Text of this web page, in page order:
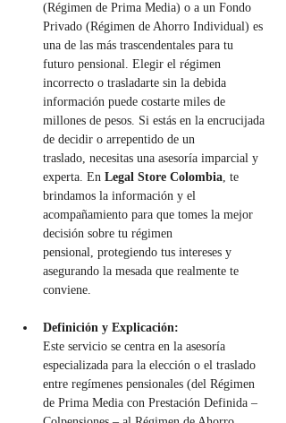
(Régimen de Prima Media) o a un Fondo
Privado (Régimen de Ahorro Individual) es
una de las más trascendentales para tu
futuro pensional. Elegir el régimen
incorrecto o trasladarte sin la debida
información puede costarte miles de
millones de pesos. Si estás en la encrucijada
de decidir o arrepentido de un
traslado, necesitas una asesoría imparcial y
experta. En Legal Store Colombia, te
brindamos la información y el
acompañamiento para que tomes la mejor
decisión sobre tu régimen
pensional, protegiendo tus intereses y
asegurando la mesada que realmente te
conviene.
Definición y Explicación:
Este servicio se centra en la asesoría
especializada para la elección o el traslado
entre regímenes pensionales (del Régimen
de Prima Media con Prestación Definida –